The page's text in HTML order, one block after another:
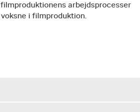
arbejdsprocesser
i filmproduktion.